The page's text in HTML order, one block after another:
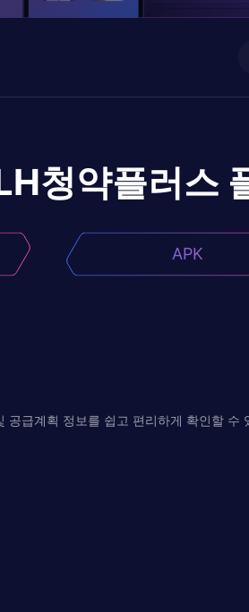
청약플러스
APK
급계획 정보를 쉽고 편리하게 확인할 수